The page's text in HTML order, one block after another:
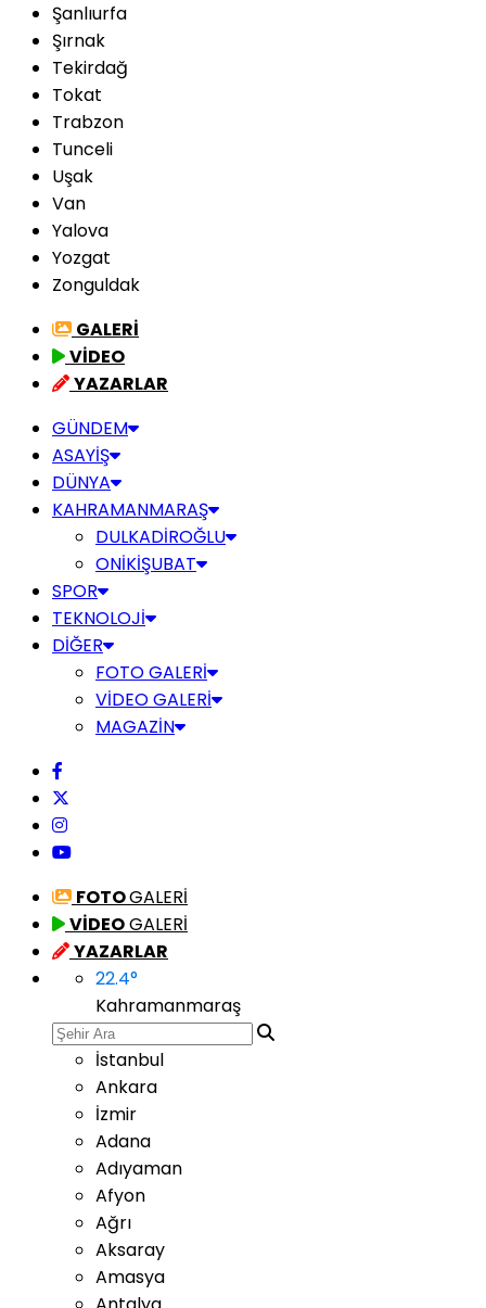
Şanlıurfa
Şırnak
Tekirdağ
Tokat
Trabzon
Tunceli
Uşak
Van
Yalova
Yozgat
Zonguldak
GALERİ
VİDEO
YAZARLAR
GÜNDEM
ASAYİŞ
DÜNYA
KAHRAMANMARAŞ
DULKADİROĞLU
ONİKİŞUBAT
SPOR
TEKNOLOJİ
DİĞER
FOTO GALERİ
VİDEO GALERİ
MAGAZİN
FOTOGALERİ
VİDEOGALERİ
YAZARLAR
22.4°
Kahramanmaraş
İstanbul
Ankara
İzmir
Adana
Adıyaman
Afyon
Ağrı
Aksaray
Amasya